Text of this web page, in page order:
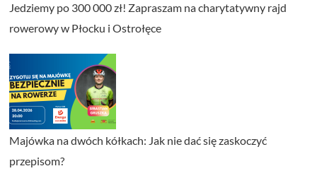
Jedziemy po 300 000 zł! Zapraszam na charytatywny rajd
rowerowy w Płocku i Ostrołęce
Majówka na dwóch kółkach: Jak nie dać się zaskoczyć
przepisom?